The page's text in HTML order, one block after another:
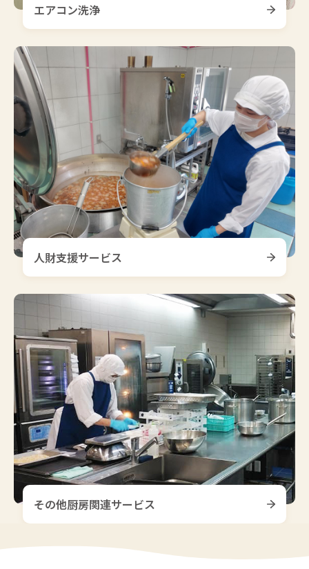
エアコン洗浄
人財支援サービス
その他厨房関連サービス